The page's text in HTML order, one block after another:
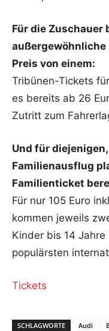
Für die Zuschauer
außergewöhnliche
Preis von einem:
Tribünen-Tickets
es bereits ab 26
Zutritt zum
Und für
Familienausflug
Familienticket
Für nur 105 Euro
kommen jeweils
Kinder bis 14
populärsten
Tickets
SCHLAGWORTE Audi